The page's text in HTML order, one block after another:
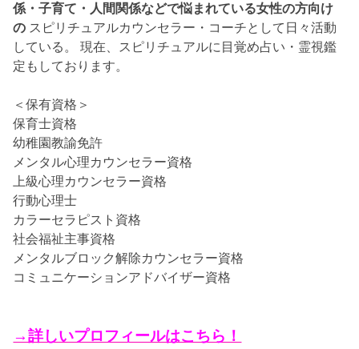
係・子育て・人間関係などで悩まれている女性の方向け
の スピリチュアルカウンセラー・コーチとして日々活動
している。 現在、スピリチュアルに目覚め占い・霊視鑑
定もしております。
＜保有資格＞
保育士資格
幼稚園教諭免許
メンタル心理カウンセラー資格
上級心理カウンセラー資格
行動心理士
カラーセラピスト資格
社会福祉主事資格
メンタルブロック解除カウンセラー資格
コミュニケーションアドバイザー資格
→詳しいプロフィールはこちら！